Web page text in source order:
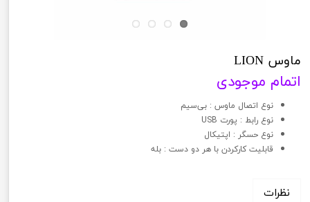
ماوس LION
اتمام موجودی
نوع اتصال ماوس : بی‌سیم
نوع رابط : پورت USB
نوع حسگر : اپتیکال
قابلیت کارکردن با هر دو دست : بله
نظرات